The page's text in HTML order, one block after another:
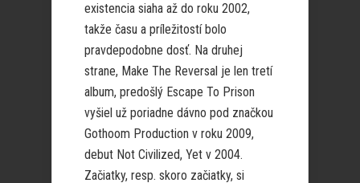
existencia siaha až do roku 2002,
takže času a príležitostí bolo
pravdepodobne dosť. Na druhej
strane, Make The Reversal je len tretí
album, predošlý Escape To Prison
vyšiel už poriadne dávno pod značkou
Gothoom Production v roku 2009,
debut Not Civilized, Yet v 2004.
Začiatky, resp. skoro začiatky, si